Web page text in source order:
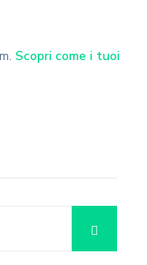
Scopri come i tuoi